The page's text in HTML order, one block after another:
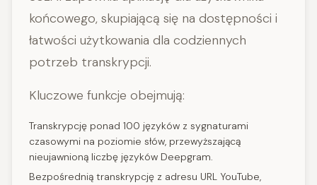
końcowego, skupiającą się na dostępności i
łatwości użytkowania dla codziennych
potrzeb transkrypcji.
Kluczowe funkcje obejmują:
Transkrypcję ponad 100 języków z sygnaturami
czasowymi na poziomie słów, przewyższającą
nieujawnioną liczbę języków Deepgram.
Bezpośrednią transkrypcję z adresu URL YouTube,